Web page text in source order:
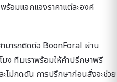
ร้อมแจกแจงราคาแต่ละองค์
มารถติดต่อ BoonForal ผ่าน
ง ทีมเราพร้อมให้คำปรึกษาฟรี
ไม่กดดัน การปรึกษาก่อนสั่งจะช่วย